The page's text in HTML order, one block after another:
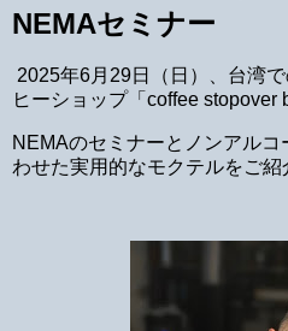
NEMAセミナー
2025年6月29日（日）、台湾
ヒーショップ「coffee stopover
NEMAのセミナーとノンアル
わせた実用的なモクテルをご紹